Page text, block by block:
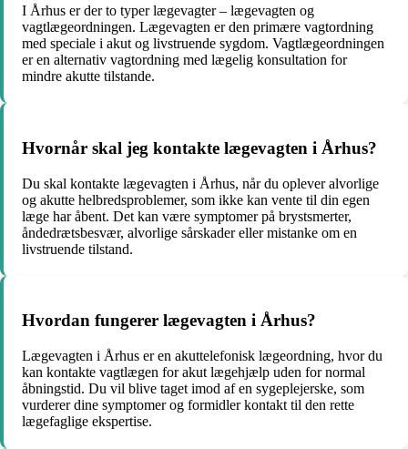
I Århus er der to typer lægevagter – lægevagten og
vagtlægeordningen. Lægevagten er den primære vagtordning
med speciale i akut og livstruende sygdom. Vagtlægeordningen
er en alternativ vagtordning med lægelig konsultation for
mindre akutte tilstande.
Hvornår skal jeg kontakte lægevagten i Århus?
Du skal kontakte lægevagten i Århus, når du oplever alvorlige
og akutte helbredsproblemer, som ikke kan vente til din egen
læge har åbent. Det kan være symptomer på brystsmerter,
åndedrætsbesvær, alvorlige sårskader eller mistanke om en
livstruende tilstand.
Hvordan fungerer lægevagten i Århus?
Lægevagten i Århus er en akuttelefonisk lægeordning, hvor du
kan kontakte vagtlægen for akut lægehjælp uden for normal
åbningstid. Du vil blive taget imod af en sygeplejerske, som
vurderer dine symptomer og formidler kontakt til den rette
lægefaglige ekspertise.